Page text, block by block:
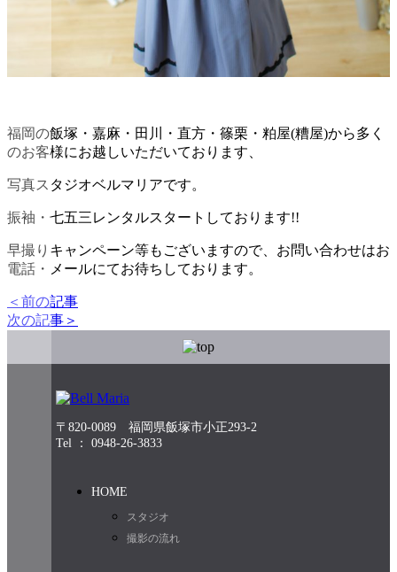
福岡の飯塚・嘉麻・田川・直方・篠栗・粕屋(糟屋)から多く
のお客様にお越しいただいております、
写真スタジオベルマリアです。
振袖・七五三レンタルスタートしております!!
早撮りキャンペーン等もございますので、お問い合わせはお
電話・メールにてお待ちしております。
＜前の記事
次の記事＞
〒820-0089 福岡県飯塚市小正293-2
Tel ： 0948-26-3833
HOME
スタジオ
撮影の流れ